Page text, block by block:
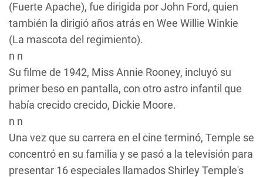
(Fuerte Apache), fue dirigida por John Ford, quien
también la dirigió años atrás en Wee Willie Winkie
(La mascota del regimiento).
n n
Su filme de 1942, Miss Annie Rooney, incluyó su
primer beso en pantalla, con otro astro infantil que
había crecido crecido, Dickie Moore.
n n
Una vez que su carrera en el cine terminó, Temple se
concentró en su familia y se pasó a la televisión para
presentar 16 especiales llamadosShirley Temple's